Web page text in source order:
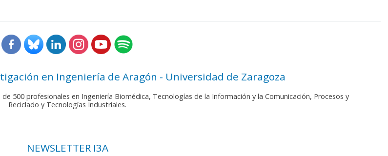
en Ingeniería de Aragón - Universidad de Zaragoza
500 profesionales en Ingeniería Biomédica, Tecnologías de la Información y la Comunicación, Procesos y
Reciclado y Tecnologías Industriales.
NEWSLETTER I3A